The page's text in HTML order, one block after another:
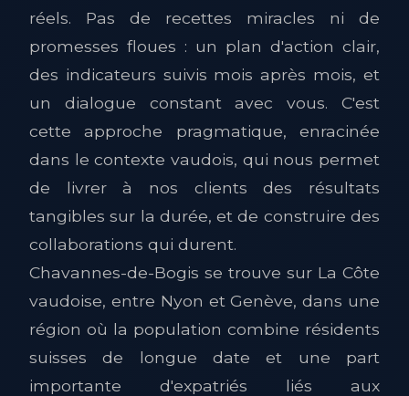
réels. Pas de recettes miracles ni de
promesses floues : un plan d'action clair,
des indicateurs suivis mois après mois, et
un dialogue constant avec vous. C'est
cette approche pragmatique, enracinée
dans le contexte vaudois, qui nous permet
de livrer à nos clients des résultats
tangibles sur la durée, et de construire des
collaborations qui durent.
Chavannes-de-Bogis se trouve sur La Côte
vaudoise, entre Nyon et Genève, dans une
région où la population combine résidents
suisses de longue date et une part
importante d'expatriés liés aux